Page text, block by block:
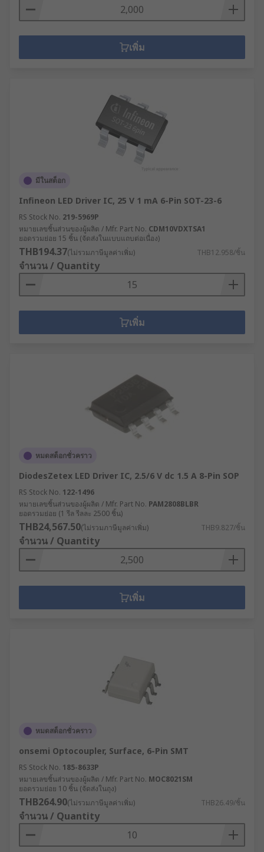
เพิ่ม
มีในสต็อก
Infineon LED Driver IC, 25 V 1 mA 6-Pin SOT-23-6
RS Stock No. 219-5969P
หมายเลขชิ้นส่วนของผู้ผลิต / Mfr. Part No. CDM10VDXTSA1
ยอดรวมย่อย 15 ชิ้น (จัดส่งในแบบแถบต่อเนื่อง)
THB194.37(ไม่รวมภาษีมูลค่าเพิ่ม) THB12.958/ชิ้น
จำนวน / Quantity
เพิ่ม
หมดสต็อกชั่วคราว
DiodesZetex LED Driver IC, 2.5/6 V dc 1.5 A 8-Pin SOP
RS Stock No. 122-1496
หมายเลขชิ้นส่วนของผู้ผลิต / Mfr. Part No. PAM2808BLBR
ยอดรวมย่อย (1 รีล รีลละ 2500 ชิ้น)
THB24,567.50(ไม่รวมภาษีมูลค่าเพิ่ม) THB9.827/ชิ้น
จำนวน / Quantity
เพิ่ม
หมดสต็อกชั่วคราว
onsemi Optocoupler, Surface, 6-Pin SMT
RS Stock No. 185-8633P
หมายเลขชิ้นส่วนของผู้ผลิต / Mfr. Part No. MOC8021SM
ยอดรวมย่อย 10 ชิ้น (จัดส่งในถุง)
THB264.90(ไม่รวมภาษีมูลค่าเพิ่ม) THB26.49/ชิ้น
จำนวน / Quantity